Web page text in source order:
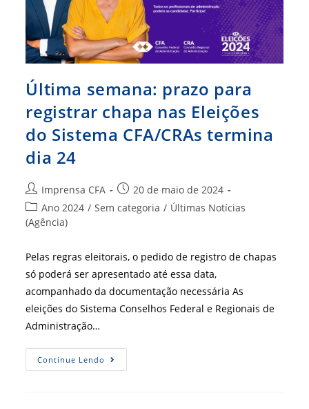
Última semana: prazo para
registrar chapa nas Eleições
do Sistema CFA/CRAs termina
dia 24
Autor
do
post:
Imprensa CFA
Post
publicado:
20 de maio de 2024
Categoria
do
Ano 2024 / Sem categoria / Últimas Notícias
(Agência)
Pelas regras eleitorais, o pedido de registro de chapas
só poderá ser apresentado até essa data,
acompanhado da documentação necessária As
eleições do Sistema Conselhos Federal e Regionais de
Administração…
Continue Lendo Última
Semana: